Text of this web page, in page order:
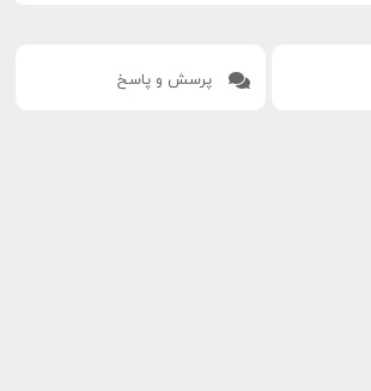
پرسش و پاسخ